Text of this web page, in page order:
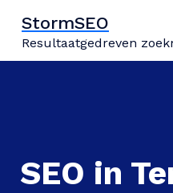
inhoud
springen
StormSEO
Resultaatgedreven
SEO in